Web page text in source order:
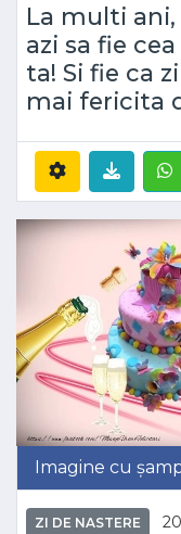
La multi ani,
azi sa fie
ta! Si fie ca
mai fericita
Imagine cu
ZI DE NASTERE